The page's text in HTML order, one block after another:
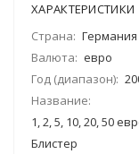
ХАРАКТЕРИСТИКИ
Страна: Германия
Валюта: евро
Год (диапазон):
Название:
1, 2, 5, 10, 20, 50
Блистер